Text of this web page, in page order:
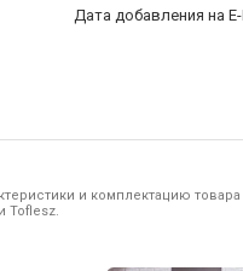
Дата добавления на
и комплектацию товара
Toflesz.